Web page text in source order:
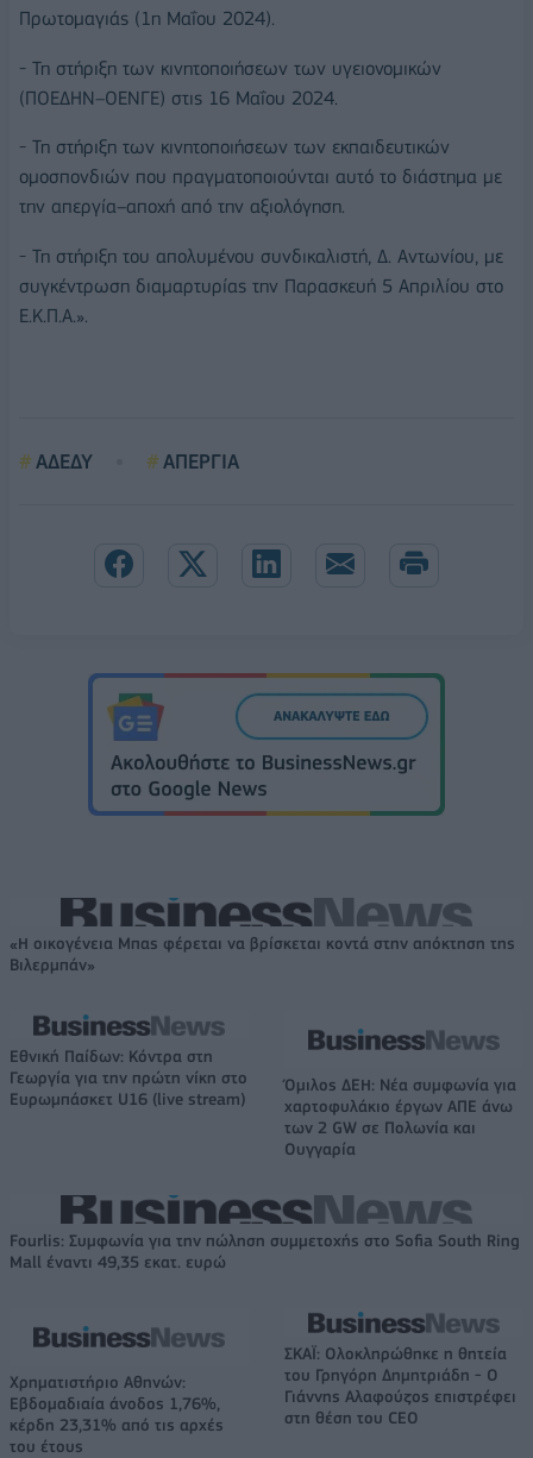
Πρωτομαγιάς (1η Μαΐου 2024).
- Τη στήριξη των κινητοποιήσεων των υγειονομικών
(ΠΟΕΔΗΝ–ΟΕΝΓΕ) στις 16 Μαΐου 2024.
- Τη στήριξη των κινητοποιήσεων των εκπαιδευτικών
ομοσπονδιών που πραγματοποιούνται αυτό το διάστημα με
την απεργία–αποχή από την αξιολόγηση.
- Τη στήριξη του απολυμένου συνδικαλιστή, Δ. Αντωνίου, με
συγκέντρωση διαμαρτυρίας την Παρασκευή 5 Απριλίου στο
Ε.Κ.Π.Α.».
ΑΔΕΔΥ ΑΠΕΡΓΙΑ
«Η οικογένεια Μπας φέρεται να βρίσκεται κοντά στην απόκτηση της
Βιλερμπάν»
Εθνική Παίδων: Κόντρα στη
Γεωργία για την πρώτη νίκη στο
Ευρωμπάσκετ U16 (live stream)
Όμιλος ΔΕΗ: Νέα συμφωνία για
χαρτοφυλάκιο έργων ΑΠΕ άνω
των 2 GW σε Πολωνία και
Ουγγαρία
Fourlis: Συμφωνία για την πώληση συμμετοχής στο Sofia South Ring
Mall έναντι 49,35 εκατ. ευρώ
Χρηματιστήριο Αθηνών:
Εβδομαδιαία άνοδος 1,76%,
κέρδη 23,31% από τις αρχές
του έτους
ΣΚΑΪ: Ολοκληρώθηκε η θητεία
του Γρηγόρη Δημητριάδη - Ο
Γιάννης Αλαφούζος επιστρέφει
στη θέση του CEO